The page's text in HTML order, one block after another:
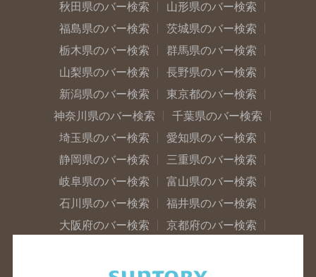
秋田県のバー検索
山形県のバー検索
福島県のバー検索
茨城県のバー検索
栃木県のバー検索
群馬県のバー検索
山梨県のバー検索
長野県のバー検索
新潟県のバー検索
東京都のバー検索
神奈川県のバー検索
千葉県のバー検索
埼玉県のバー検索
愛知県のバー検索
静岡県のバー検索
三重県のバー検索
岐阜県のバー検索
富山県のバー検索
石川県のバー検索
福井県のバー検索
大阪府のバー検索
京都府のバー検索
滋賀県のバー検索
和歌山県のバー検索